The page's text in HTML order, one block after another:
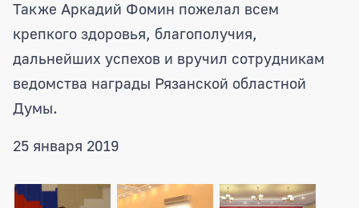
Также Аркадий Фомин пожелал всем
крепкого здоровья, благополучия,
дальнейших успехов и вручил сотрудникам
ведомства награды Рязанской областной
Думы.
25 января 2019